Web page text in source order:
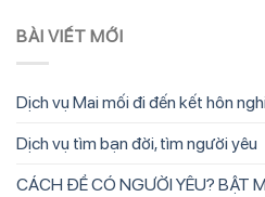
BÀI VIẾT MỚI
Dịch vụ Mai mối đi đến kết hôn
Dịch vụ tìm bạn đời, tìm người yêu
CÁCH ĐỂ CÓ NGƯỜI YÊU? BẬT